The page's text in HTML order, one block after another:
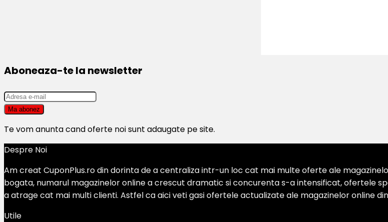
Aboneaza-te la newsletter
Te vom anunta cand oferte noi sunt adaugate pe site.
Despre Noi
Am creat CuponPlus.ro din dorinta de a centraliza intr-un loc cat mai multe oferte ale
bogata, numarul magazinelor online a crescut dramatic si concurenta s-a intensificat, ofertele
a atrage cat mai multi clienti. Astfel ca aici veti gasi ofertele actualizate ale magazinelor online
Utile